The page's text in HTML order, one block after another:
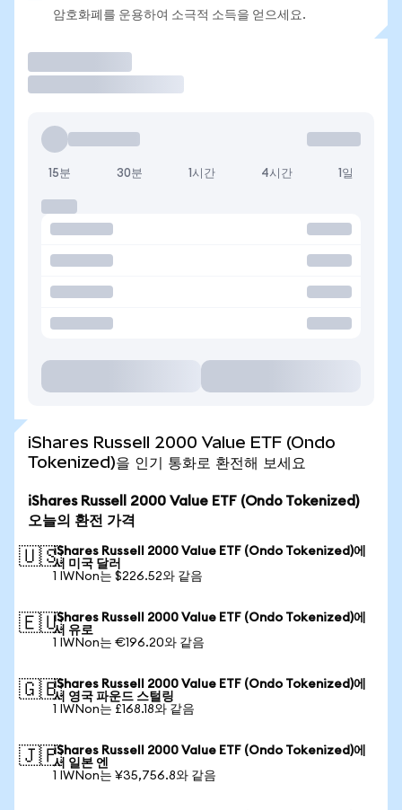
암호화폐를 운용하여 소극적 소득을 얻으세요.
15분 30분 1시간 4시간 1일
iShares Russell 2000 Value ETF (Ondo
Tokenized)을 인기 통화로 환전해 보세요
iShares Russell 2000 Value ETF (Ondo Tokenized)
오늘의 환전 가격
🇺🇸iShares Russell 2000 Value ETF (Ondo Tokenized)에
서 미국 달러
1 IWNon는 $226.52와 같음
🇪🇺iShares Russell 2000 Value ETF (Ondo Tokenized)에
서 유로
1 IWNon는 €196.20와 같음
🇬🇧iShares Russell 2000 Value ETF (Ondo Tokenized)에
서 영국 파운드 스털링
1 IWNon는 £168.18와 같음
🇯🇵iShares Russell 2000 Value ETF (Ondo Tokenized)에
서 일본 엔
1 IWNon는 ¥35,756.8와 같음